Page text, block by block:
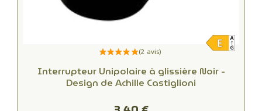
Interrupteur Unipolaire à glissière Noir -
Design de Achille Castiglioni